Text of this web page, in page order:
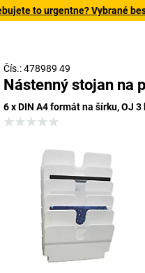
to urgentne? Vybrané
Čís.: 478989 49
Nástenný stojan na
6 x DIN A4 formát na šírku, OJ 3